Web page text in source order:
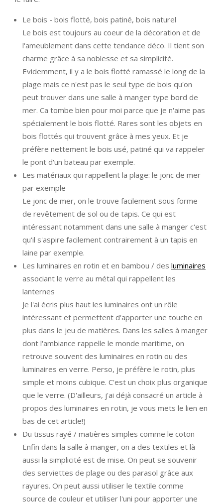
Le bois - bois flotté, bois patiné, bois naturel
Le bois est toujours au coeur de la décoration et de
l'ameublement dans cette tendance déco. Il tient son
charme grâce à sa noblesse et sa simplicité.
Evidemment, il y a le bois flotté ramassé le long de la
plage mais ce n'est pas le seul type de bois qu'on
peut trouver dans une salle à manger type bord de
mer. Ca tombe bien pour moi parce que je n'aime pas
spécialement le bois flotté. Rares sont les objets en
bois flottés qui trouvent grâce à mes yeux. Et je
préfère nettement le bois usé, patiné qui va rappeler
le pont d'un bateau par exemple.
Les matériaux qui rappellent la plage: le jonc de mer
par exemple
Le jonc de mer, on le trouve facilement sous forme
de revêtement de sol ou de tapis. Ce qui est
intéressant notamment dans une salle à manger c'est
qu'il s'aspire facilement contrairement à un tapis en
laine par exemple.
Les luminaires en rotin et en bambou / des luminaires
associant le verre au métal qui rappellent les
lanternes
Je l'ai écris plus haut les luminaires ont un rôle
intéressant et permettent d'apporter une touche en
plus dans le jeu de matières. Dans les salles à manger
dont l'ambiance rappelle le monde maritime, on
retrouve souvent des luminaires en rotin ou des
luminaires en verre. Perso, je préfère le rotin, plus
simple et moins cubique. C'est un choix plus organique
que le verre. (D'ailleurs, j'ai déjà consacré un article à
propos des luminaires en rotin, je vous mets le lien en
bas de cet article!)
Du tissus rayé / matières simples comme le coton
Enfin dans la salle à manger, on a des textiles et là
aussi la simplicité est de mise. On peut se souvenir
des serviettes de plage ou des parasol grâce aux
rayures. On peut aussi utiliser le textile comme
source de couleur et utiliser l'uni pour apporter une